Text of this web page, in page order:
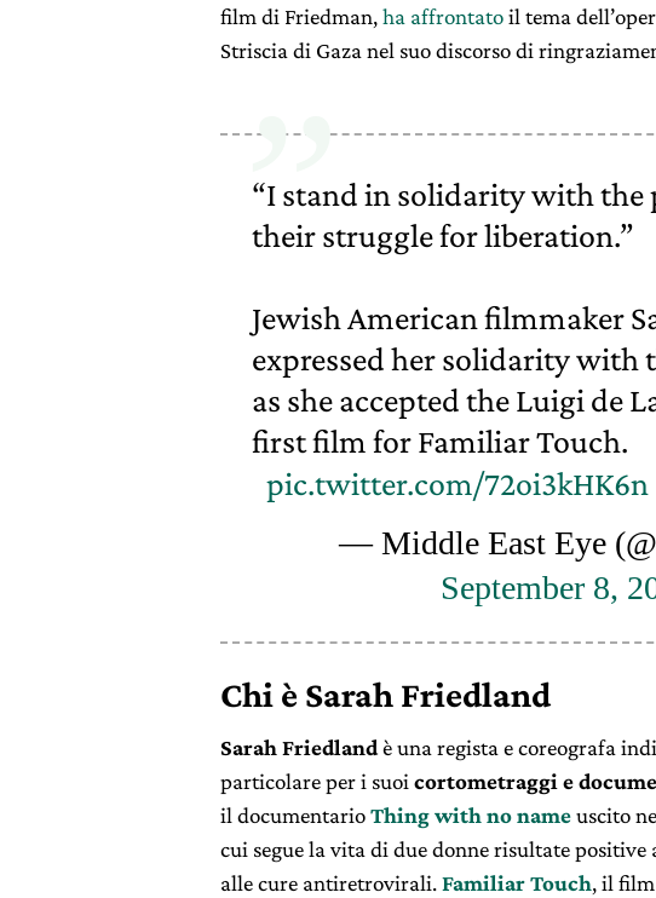
film di Friedman,ha affrontatoil tema
Striscia di Gaza nel suo discorso di
“I stand in solidarity with the
their struggle for liberation.”
Jewish American filmmaker
expressed her solidarity with
as she accepted the Luigi de
first film for Familiar Touch.
pic.twitter.com/72oi3kHK6n
— Middle East Eye
September 8,
Chi è Sarah Friedland
Sarah Friedlandè una regista e coreografa
particolare per i suoi cortometraggi e
il documentarioThing with no nameuscito
cui segue la vita di due donne risultate
alle cure antiretrovirali.Familiar Touch, il film